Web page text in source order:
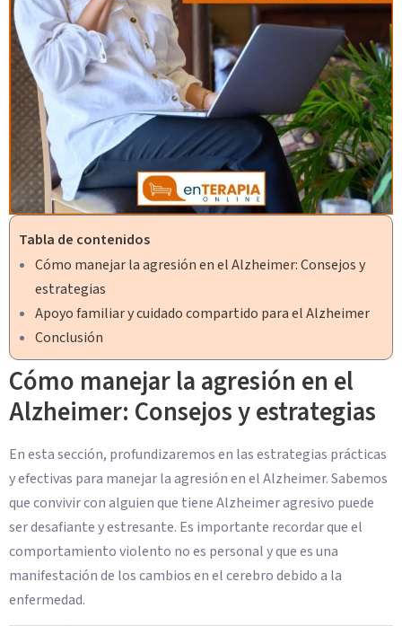
Tabla de contenidos
Cómo manejar la agresión en el Alzheimer: Consejos y
estrategias
Apoyo familiar y cuidado compartido para el Alzheimer
Conclusión
Cómo manejar la agresión en el
Alzheimer: Consejos y estrategias
En esta sección, profundizaremos en las estrategias prácticas
y efectivas para manejar la agresión en el Alzheimer. Sabemos
que convivir con alguien que tiene Alzheimer agresivo puede
ser desafiante y estresante. Es importante recordar que el
comportamiento violento no es personal y que es una
manifestación de los cambios en el cerebro debido a la
enfermedad.